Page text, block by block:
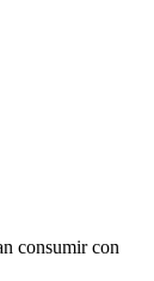
consumir con